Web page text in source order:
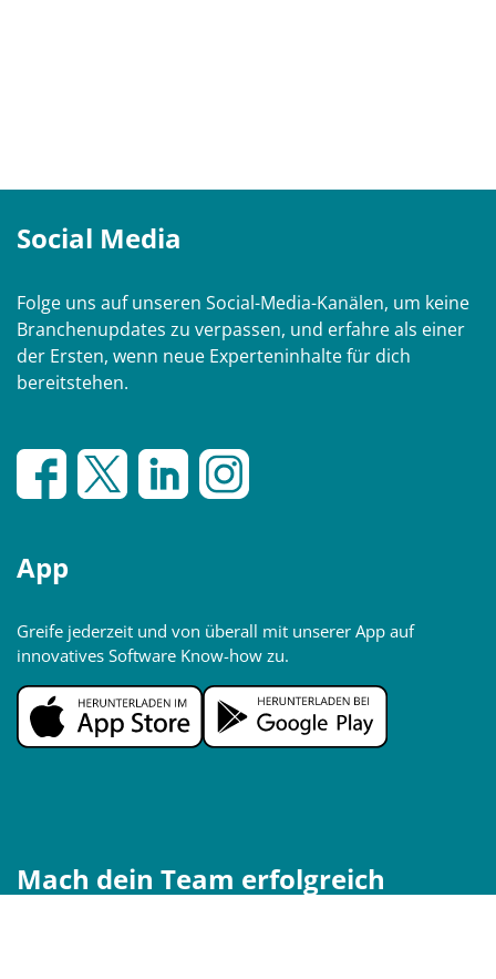
Social Media
Folge uns auf unseren Social-Media-Kanälen, um keine
Branchenupdates zu verpassen, und erfahre als einer
der Ersten, wenn neue Experteninhalte für dich
bereitstehen.
App
Greife jederzeit und von überall mit unserer App auf
innovatives Software Know-how zu.
Mach dein Team erfolgreich